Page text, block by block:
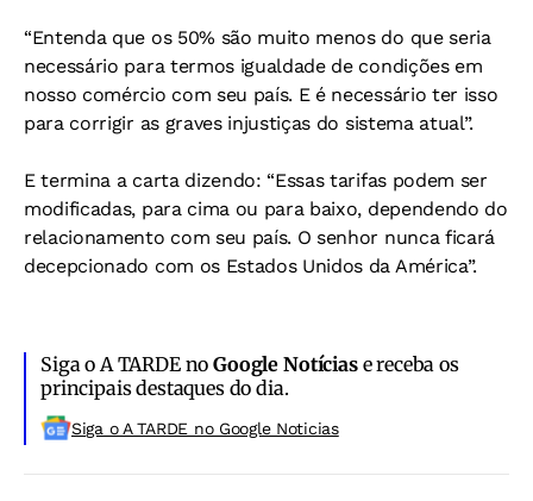
“Entenda que os 50% são muito menos do que seria
necessário para termos igualdade de condições em
nosso comércio com seu país. E é necessário ter isso
para corrigir as graves injustiças do sistema atual”.
E termina a carta dizendo: “Essas tarifas podem ser
modificadas, para cima ou para baixo, dependendo do
relacionamento com seu país. O senhor nunca ficará
decepcionado com os Estados Unidos da América”.
Siga o A TARDE noGoogle Notíciase receba os
principais destaques do dia.
Siga o A TARDE no Google Noticias